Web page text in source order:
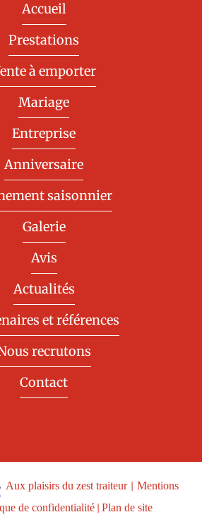
Accueil
Prestations
à emporter
Mariage
Entreprise
Anniversaire
saisonnier
Galerie
Avis
Actualités
et références
recrutons
Contact
Aux plaisirs du zest traiteur | Mentions
de confidentialité| Plan de site